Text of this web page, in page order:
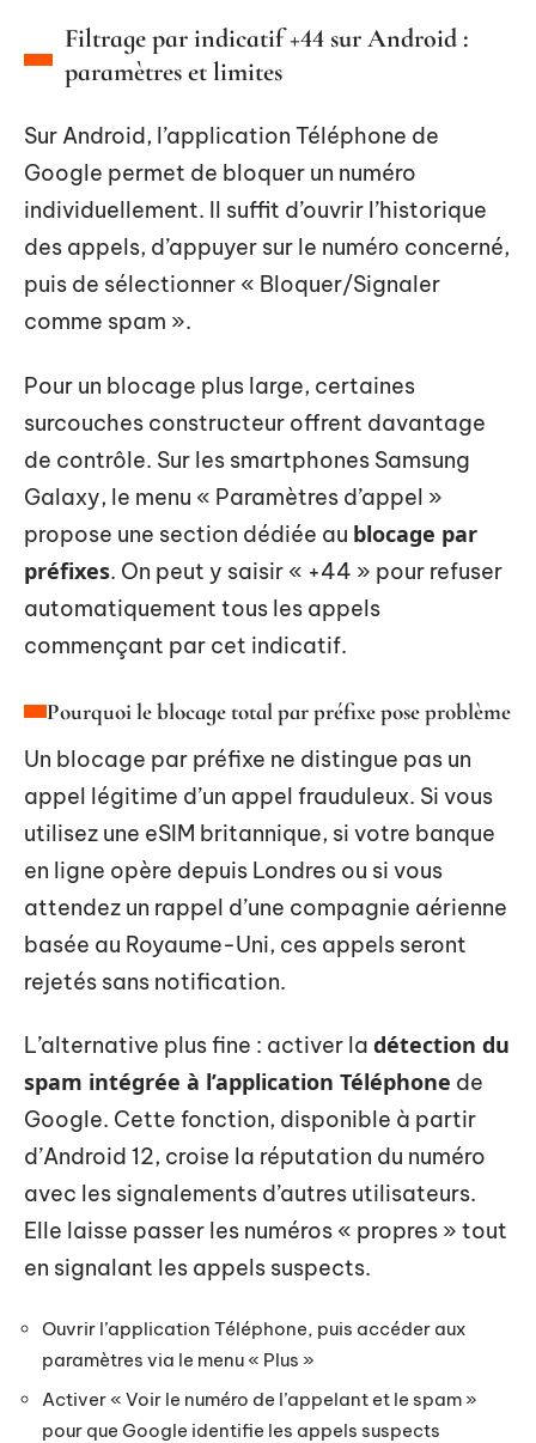
Filtrage par indicatif +44 sur Android :
paramètres et limites
Sur Android, l’application Téléphone de
Google permet de bloquer un numéro
individuellement. Il suffit d’ouvrir l’historique
des appels, d’appuyer sur le numéro concerné,
puis de sélectionner « Bloquer/Signaler
comme spam ».
Pour un blocage plus large, certaines
surcouches constructeur offrent davantage
de contrôle. Sur les smartphones Samsung
Galaxy, le menu « Paramètres d’appel »
propose une section dédiée au blocage par
préfixes. On peut y saisir « +44 » pour refuser
automatiquement tous les appels
commençant par cet indicatif.
Pourquoi le blocage total par préfixe pose problème
Un blocage par préfixe ne distingue pas un
appel légitime d’un appel frauduleux. Si vous
utilisez une eSIM britannique, si votre banque
en ligne opère depuis Londres ou si vous
attendez un rappel d’une compagnie aérienne
basée au Royaume-Uni, ces appels seront
rejetés sans notification.
L’alternative plus fine : activer la détection du
spam intégrée à l’application Téléphone de
Google. Cette fonction, disponible à partir
d’Android 12, croise la réputation du numéro
avec les signalements d’autres utilisateurs.
Elle laisse passer les numéros « propres » tout
en signalant les appels suspects.
Ouvrir l’application Téléphone, puis accéder aux
paramètres via le menu « Plus »
Activer « Voir le numéro de l’appelant et le spam »
pour que Google identifie les appels suspects